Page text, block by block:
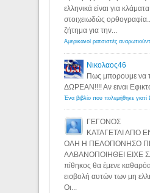
ελληνικά είναι για
στοιχειωδώς
ζήτημα για την...
Νικολαος46
Πως μπορουμε να
ΔΩΡΕΑΝ!!!! Αν ειναι
ΓΕΓΟΝΟΣ
ΚΑΤΑΓΕΤΑΙ ΑΠΟ
ΟΛΗ Η ΠΕΛΟΠΟΝΗΣΟ
ΑΛΒΑΝΟΠΟΙΗΘΕΙ ΕΙΧΕ
πίθηκος θα έμενε
εισβολή αυτών των μη
Οι...